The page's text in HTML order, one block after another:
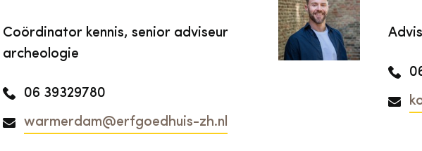
Coördinator kennis, senior adviseur
archeologie
06 39329780
warmerdam@erfgoedhuis-zh.nl